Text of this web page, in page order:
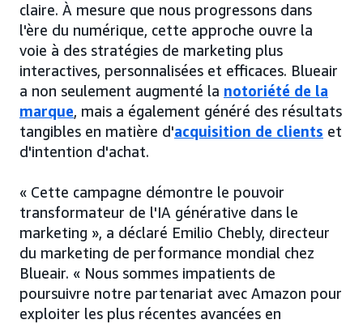
claire. À mesure que nous progressons dans
l'ère du numérique, cette approche ouvre la
voie à des stratégies de marketing plus
interactives, personnalisées et efficaces. Blueair
a non seulement augmenté la notoriété de la
marque, mais a également généré des résultats
tangibles en matière d'acquisition de clients et
d'intention d'achat.
« Cette campagne démontre le pouvoir
transformateur de l'IA générative dans le
marketing », a déclaré Emilio Chebly, directeur
du marketing de performance mondial chez
Blueair. « Nous sommes impatients de
poursuivre notre partenariat avec Amazon pour
exploiter les plus récentes avancées en